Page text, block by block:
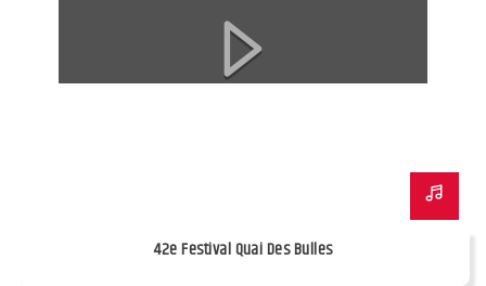
42e Festival Quai Des Bulles